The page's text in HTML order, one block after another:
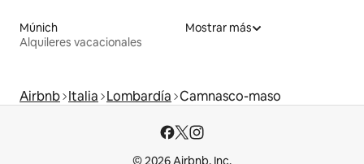
Múnich
Alquileres vacacionales
Mostrar más
Airbnb Italia Lombardía Camnasco-maso
© 2026 Airbnb, Inc.